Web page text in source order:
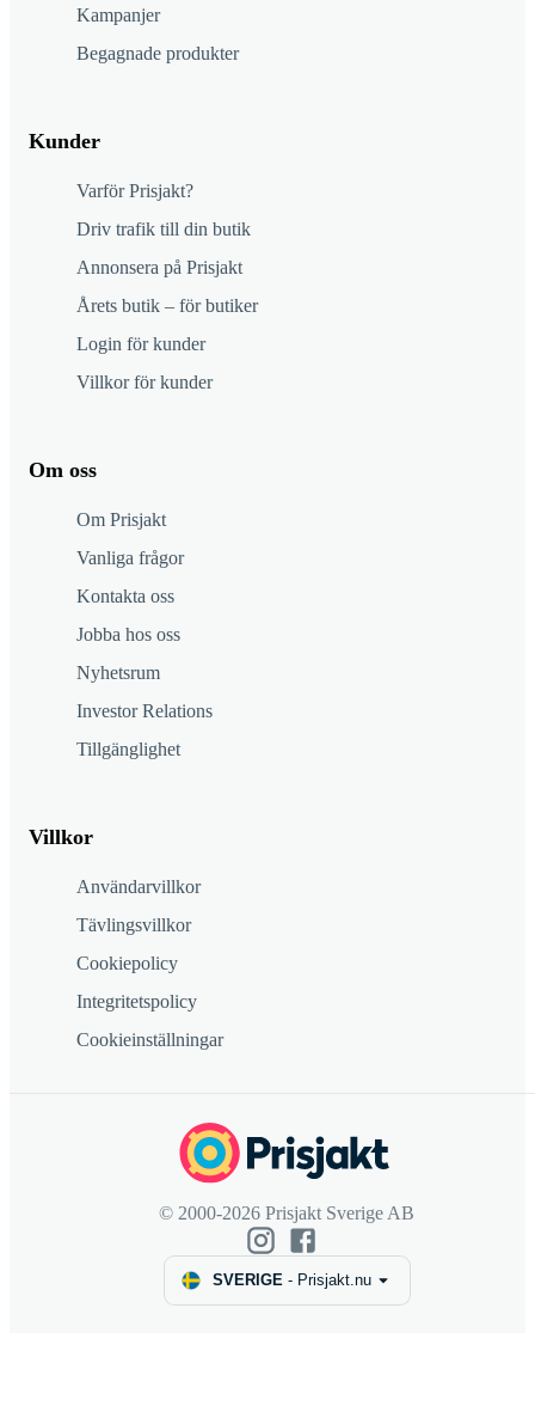
Kampanjer
Begagnade produkter
Kunder
Varför Prisjakt?
Driv trafik till din butik
Annonsera på Prisjakt
Årets butik – för butiker
Login för kunder
Villkor för kunder
Om oss
Om Prisjakt
Vanliga frågor
Kontakta oss
Jobba hos oss
Nyhetsrum
Investor Relations
Tillgänglighet
Villkor
Användarvillkor
Tävlingsvillkor
Cookiepolicy
Integritetspolicy
Cookieinställningar
© 2000-2026 Prisjakt Sverige AB
SVERIGE- Prisjakt.nu